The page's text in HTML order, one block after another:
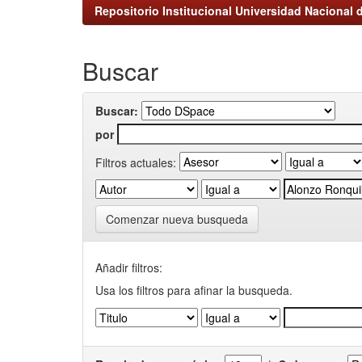
Repositorio Institucional Universidad Nacional
Buscar
Buscar:
por
Filtros actuales:
Comenzar nueva busqueda
Añadir filtros:
Usa los filtros para afinar la busqueda.